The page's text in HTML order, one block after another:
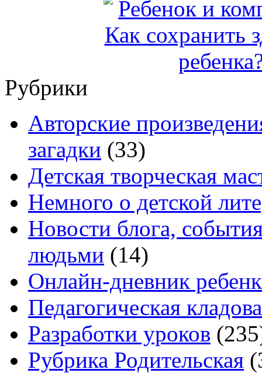
Рубрики
Авторские
загадки (33)
Детская творческая
Немного о детской
Новости блога,
людьми (14)
Онлайн-дневник
Педагогическая
Разработки уроков
Рубрика Родительская